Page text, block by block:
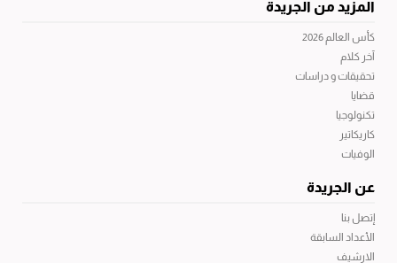
المزيد من الجريدة
كأس العالم 2026
آخر كلام
تحقيقات و دراسات
قضايا
تكنولوجيا
كاريكاتير
الوفيات
عن الجريدة
إتصل بنا
الأعداد السابقة
الارشيف